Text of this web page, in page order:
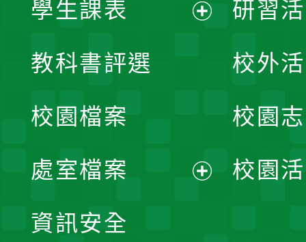
學生課表
單
教科書評選
校園檔案
處室檔案
資訊安全
研習
校外
校園
校園